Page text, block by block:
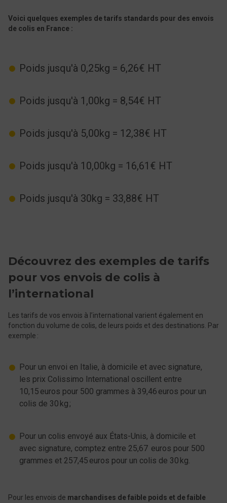
Voici quelques exemples de tarifs standards pour des envois
de colis en France :
Poids jusqu'à 0,25kg = 6,26€ HT
Poids jusqu'à 1,00kg = 8,54€ HT
Poids jusqu'à 5,00kg = 12,38€ HT
Poids jusqu'à 10,00kg = 16,61€ HT
Poids jusqu'à 30kg = 33,88€ HT
Découvrez des exemples de tarifs
pour vos envois de colis à
l’international
Les tarifs de vos envois à l’international varient également en
fonction du volume de colis, de leurs poids et des destinations. Par
exemple :
Pour un envoi en Italie, à domicile et avec signature,
les prix Colissimo International oscillent entre
10,15 euros pour 500 grammes à 39,46 euros pour un
colis de 30 kg ;
Pour un colis envoyé aux États-Unis, à domicile et
avec signature, comptez entre 25,67 euros pour 500
grammes et 257,45 euros pour un colis de 30 kg.
Pour les envois de marchandises de faible poids et de faible